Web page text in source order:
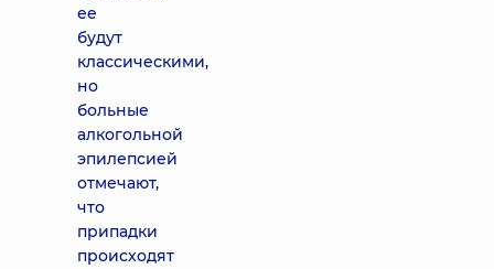
ее
будут
классическими,
но
больные
алкогольной
эпилепсией
отмечают,
что
припадки
происходят